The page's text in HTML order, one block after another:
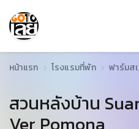
หน้าแรก โรงแรมที่พัก ฟาร์มส
สวนหลังบ้าน
Ver Pomona